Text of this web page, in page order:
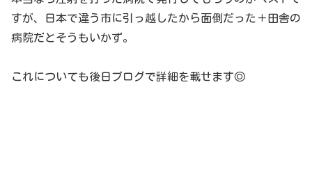
すが、日本で違う市に引っ越したから面倒だった＋田舎の
病院だとそうもいかず。
これについても後日ブログで詳細を載せます◎